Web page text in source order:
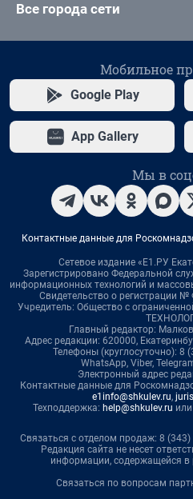
Все города сети
Мобильное
Google Play
App Gallery
Мы в
Контактные данные для
Сетевое издание «Е1.РУ
Зарегистрировано Федеральной
информационных технологий и
Свидетельство о регистрации
Учредитель: Общество с
Главный редактор:
Адрес редакции: 620000,
Телефоны (круглосуточно): 8
WhatsApp, Viber,
Электронный адрес
Контактные данные для
e1info@shkulev.ru,
Техподдержка: help@shkulev.ru
Связаться с отделом продаж: 8 (343)
Редакция сайта не несет
информации, содержащейся в
Связаться по вопросам